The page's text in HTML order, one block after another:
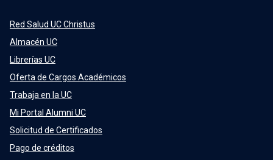
Red Salud UC Christus
Almacén UC
Librerías UC
Oferta de Cargos Académicos
Trabaja en la UC
Mi Portal Alumni UC
Solicitud de Certificados
Pago de créditos